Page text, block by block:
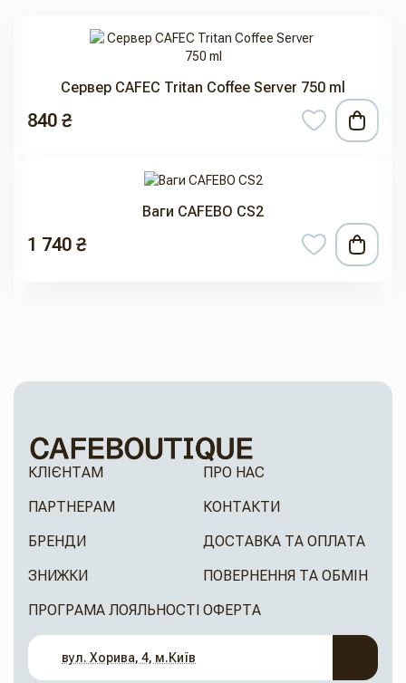
Сервер CAFEC Tritan Coffee Server 750 ml
840 ₴
Ваги CAFEBO CS2
1 740 ₴
КЛІЄНТАМ
ПАРТНЕРАМ
БРЕНДИ
ЗНИЖКИ
ПРОГРАМА ЛОЯЛЬНОСТІ
ПРО НАС
КОНТАКТИ
ДОСТАВКА ТА ОПЛАТА
ПОВЕРНЕННЯ ТА ОБМІН
ОФЕРТА
вул. Хорива, 4, м.Київ